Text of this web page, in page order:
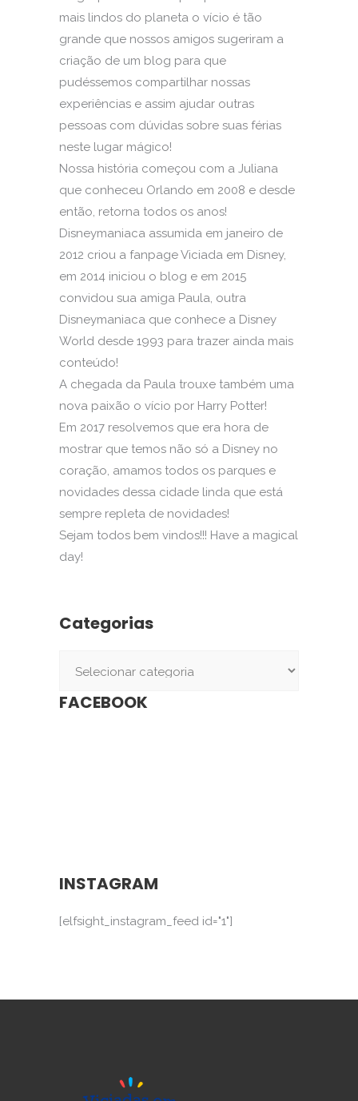
mais lindos do planeta o vício é tão
grande que nossos amigos sugeriram a
criação de um blog para que
pudéssemos compartilhar nossas
experiências e assim ajudar outras
pessoas com dúvidas sobre suas férias
neste lugar mágico!
Nossa história começou com a Juliana
que conheceu Orlando em 2008 e desde
então, retorna todos os anos!
Disneymaniaca assumida em janeiro de
2012 criou a fanpage Viciada em Disney,
em 2014 iniciou o blog e em 2015
convidou sua amiga Paula, outra
Disneymaniaca que conhece a Disney
World desde 1993 para trazer ainda mais
conteúdo!
A chegada da Paula trouxe também uma
nova paixão o vício por Harry Potter!
Em 2017 resolvemos que era hora de
mostrar que temos não só a Disney no
coração, amamos todos os parques e
novidades dessa cidade linda que está
sempre repleta de novidades!
Sejam todos bem vindos!!! Have a magical
day!
Categorias
FACEBOOK
INSTAGRAM
[elfsight_instagram_feed id="1"]